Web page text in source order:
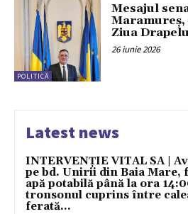
POLITICĂ
Mesajul
Maramureș,
Ziua
26 iunie 2026
Latest news
INTERVENȚIE VITAL SA |
pe bd. Unirii din Baia Mare,
apă potabilă până la ora
tronsonul cuprins între
ferată...